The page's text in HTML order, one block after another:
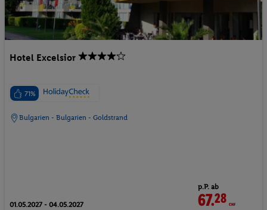
Hotel Excelsior
71%
Bulgarien - Bulgarien - Goldstrand
01.05.2027 - 04.05.2027
p.P. ab
67.28CHF